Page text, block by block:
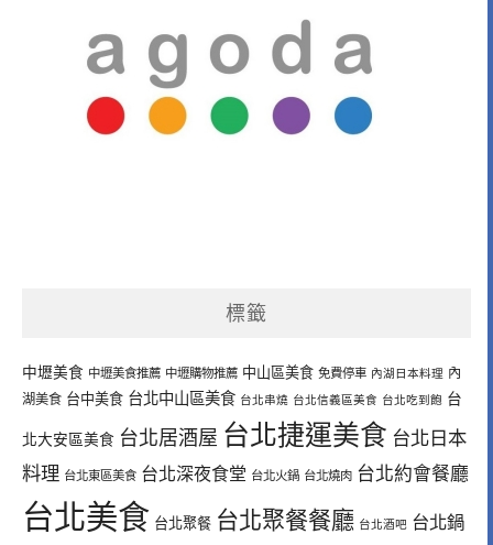
標籤
中壢美食 中壢美食推薦 中壢購物推薦 中山區美食 免費停車 內湖日本料理 內
湖美食 台中美食 台北中山區美食 台北串燒 台北信義區美食 台北吃到飽 台
北大安區美食 台北居酒屋 台北捷運美食 台北日本
料理 台北東區美食 台北深夜食堂 台北火鍋 台北燒肉 台北約會餐廳
台北美食 台北聚餐 台北聚餐餐廳 台北酒吧 台北鍋